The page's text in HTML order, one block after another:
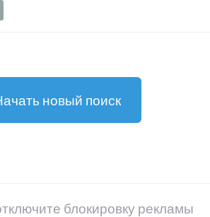
новый поиск
блокировку рекламы